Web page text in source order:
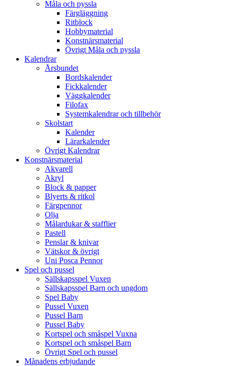
Måla och pyssla
Färgläggning
Ritblock
Hobbymaterial
Konstnärsmaterial
Övrigt Måla och pyssla
Kalendrar
Årsbundet
Bordskalender
Fickkalender
Väggkalender
Filofax
Systemkalendrar och tillbehör
Skolstart
Kalender
Lärarkalender
Övrigt Kalendrar
Konstnärsmaterial
Akvarell
Akryl
Block & papper
Blyerts & ritkol
Färgpennor
Olja
Målardukar & stafflier
Pastell
Penslar & knivar
Vätskor & övrigt
Uni Posca Pennor
Spel och pussel
Sällskapsspel Vuxen
Sällskapsspel Barn och ungdom
Spel Baby
Pussel Vuxen
Pussel Barn
Pussel Baby
Kortspel och småspel Vuxna
Kortspel och småspel Barn
Övrigt Spel och pussel
Månadens erbjudande